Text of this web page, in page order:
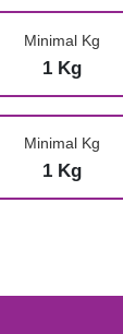
Minimal Kg
1 Kg
Minimal Kg
1 Kg